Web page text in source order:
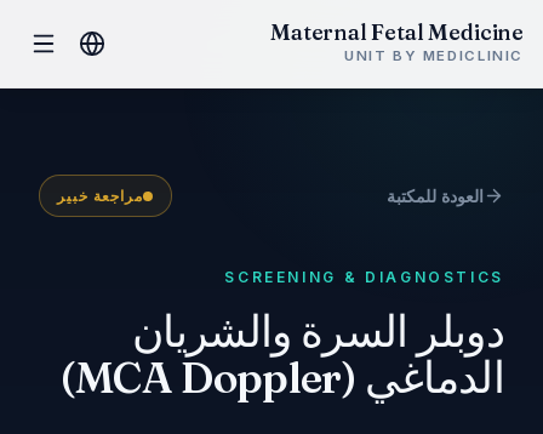
Maternal Fetal Medicine
UNIT BY MEDICLINIC
العودة للمكتبة مراجعة خبير
SCREENING & DIAGNOSTICS
دوبلر السرة والشريان
الدماغي (MCA Doppler)